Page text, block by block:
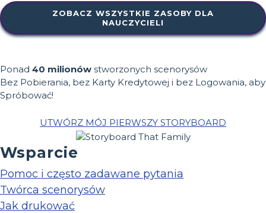
ZOBACZ WSZYSTKIE ZASOBY DLA
NAUCZYCIELI
Ponad 40 milionów stworzonych scenorysów
Bez Pobierania, bez Karty Kredytowej i bez Logowania, aby
Spróbować!
UTWÓRZ MÓJ PIERWSZY STORYBOARD
Wsparcie
Pomoc i często zadawane pytania
Twórca scenorysów
Jak drukować